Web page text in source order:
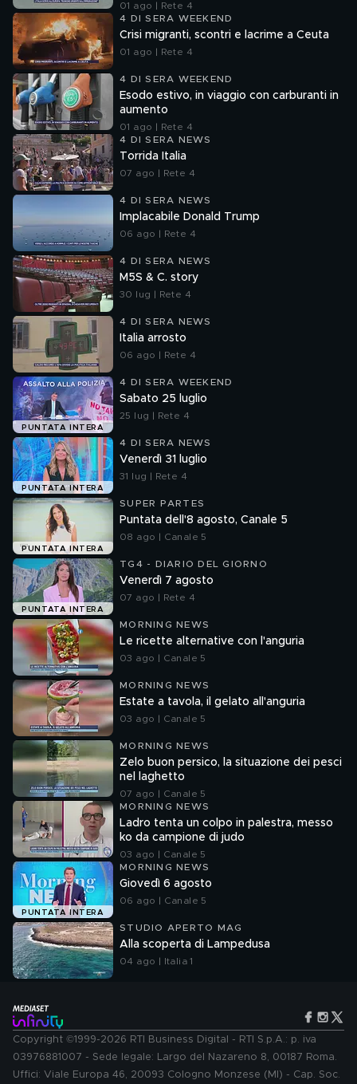
01 ago | Rete 4
4 DI SERA WEEKEND
Crisi migranti, scontri e lacrime a Ceuta
01 ago | Rete 4
4 DI SERA WEEKEND
Esodo estivo, in viaggio con carburanti in
aumento
01 ago | Rete 4
4 DI SERA NEWS
Torrida Italia
07 ago | Rete 4
4 DI SERA NEWS
Implacabile Donald Trump
06 ago | Rete 4
4 DI SERA NEWS
M5S & C. story
30 lug | Rete 4
4 DI SERA NEWS
Italia arrosto
06 ago | Rete 4
PUNTATA INTERA
4 DI SERA WEEKEND
Sabato 25 luglio
25 lug | Rete 4
PUNTATA INTERA
4 DI SERA NEWS
Venerdì 31 luglio
31 lug | Rete 4
PUNTATA INTERA
SUPER PARTES
Puntata dell'8 agosto, Canale 5
08 ago | Canale 5
PUNTATA INTERA
TG4 - DIARIO DEL GIORNO
Venerdì 7 agosto
07 ago | Rete 4
MORNING NEWS
Le ricette alternative con l'anguria
03 ago | Canale 5
MORNING NEWS
Estate a tavola, il gelato all'anguria
03 ago | Canale 5
MORNING NEWS
Zelo buon persico, la situazione dei pesci
nel laghetto
07 ago | Canale 5
MORNING NEWS
Ladro tenta un colpo in palestra, messo
ko da campione di judo
03 ago | Canale 5
PUNTATA INTERA
MORNING NEWS
Giovedì 6 agosto
06 ago | Canale 5
STUDIO APERTO MAG
Alla scoperta di Lampedusa
04 ago | Italia 1
Copyright ©1999-2026 RTI Business Digital - RTI S.p.A.: p. iva
03976881007 - Sede legale: Largo del Nazareno 8, 00187 Roma.
Uffici: Viale Europa 46, 20093 Cologno Monzese (MI) - Cap. Soc.